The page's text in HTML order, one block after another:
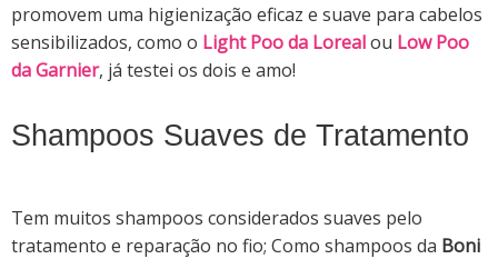
promovem uma higienização eficaz e suave para cabelos
sensibilizados, como o Light Poo da Lorealou Low Poo
da Garnier, já testei os dois e amo!
Shampoos Suaves de Tratamento
Tem muitos shampoos considerados suaves pelo
tratamento e reparação no fio; Como shampoos da Boni